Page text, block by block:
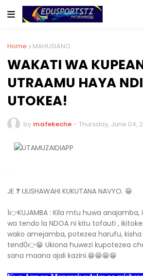
Home MAHUSIANO
WAKATI WA
UTRAAMU HAYA
UTOKEA!
by mafekeche - Thursday, June 04,
·
JE ❓ ULISHAWAHI KUKUTANA NAVYO. 😁
1👉KUJAMBA : Kila mtu huwa
wa tendo la NDOA ni kitu tofauti ,
wako amejamba, potezea harufu,
tend0👉😁 Ukiona huwezi kupotezea
sana maana ajali kazini.😁😁😁😁